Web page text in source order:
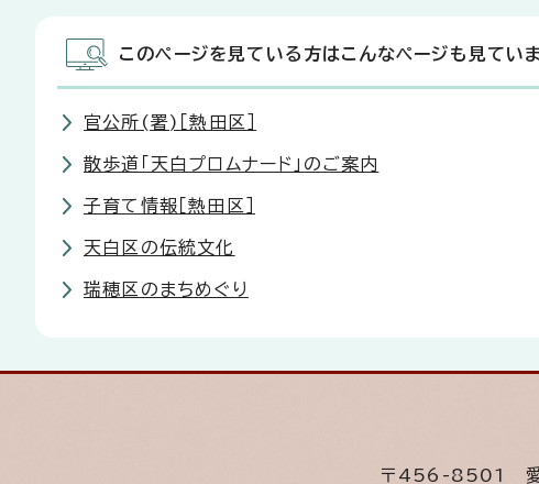
このページを見ている方はこんなページも見てい
官公所(署)［熱田区］
散歩道「天白プロムナード」のご案内
子育て情報［熱田区］
天白区の伝統文化
瑞穂区のまちめぐり
〒456-8501